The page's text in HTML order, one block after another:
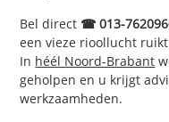
Bel direct ☎ 013-
een vieze rioollucht
In héél Noord-Brabant
geholpen en u krijgt
werkzaamheden.